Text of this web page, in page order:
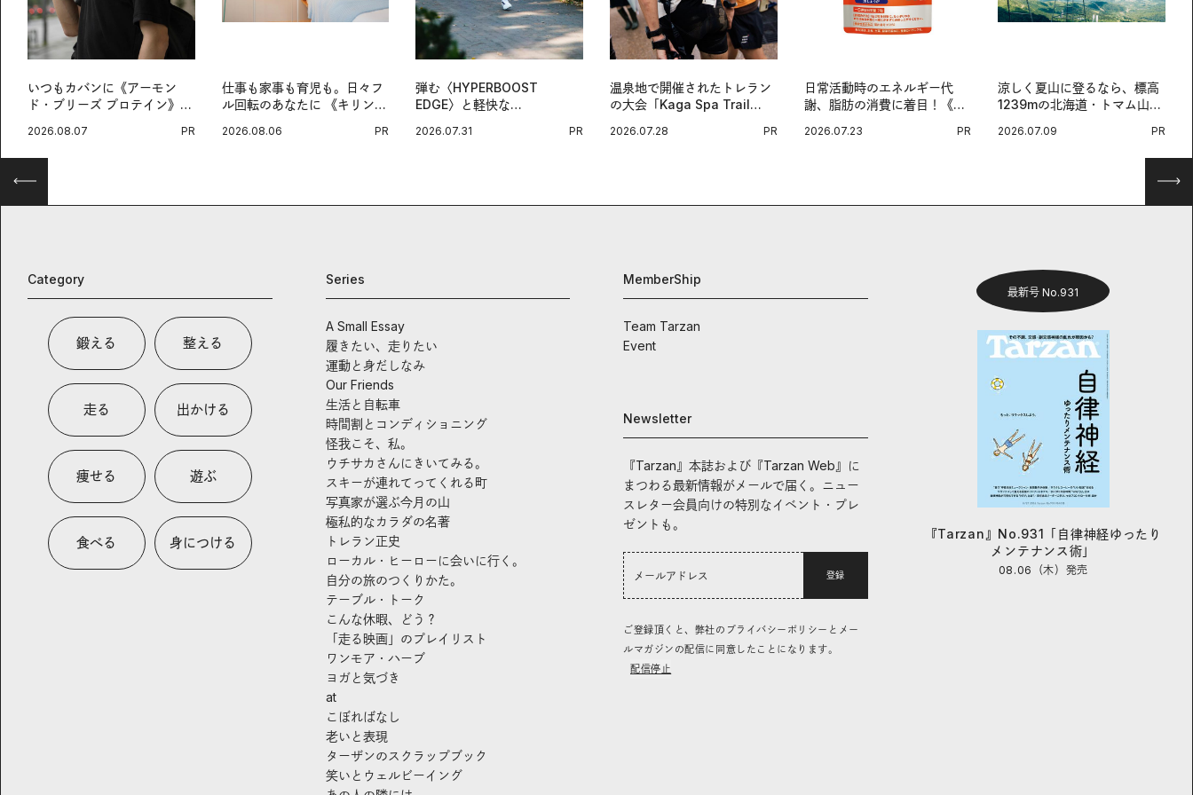
いつもカバンに《アーモン
ド・ブリーズ プロテイン》
ィショニング習慣。
2026.08.07 PR
仕事も家事も育児も。日々フ
ル回転のあなたに 《キリン
慣。
2026.08.06 PR
弾む〈HYPERBOOST
EDGE〉と軽快な
に寄り添うアディダスが打ち
2026.07.31 PR
温泉地で開催されたトレラン
の大会「Kaga Spa Trail
UTMB」。本戦を夢見るラン
2026.07.28 PR
日常活動時のエネルギー代
謝、脂肪の消費に着目！《メ
体メンテ習慣。
2026.07.23 PR
涼しく夏山に登るなら、標高
1239mの北海道・トマム山で
2026.07.09 PR
Category
鍛える 整える
走る 出かける
痩せる 遊ぶ
食べる 身につける
Series
A Small Essay
履きたい、走りたい
運動と身だしなみ
Our Friends
生活と自転車
時間割とコンディショニング
怪我こそ、私。
ウチサカさんにきいてみる。
スキーが連れてってくれる町
写真家が選ぶ今月の山
極私的なカラダの名著
トレラン正史
ローカル・ヒーローに会いに行く。
自分の旅のつくりかた。
テーブル・トーク
こんな休暇、どう？
「走る映画」のプレイリスト
ワンモア・ハーブ
ヨガと気づき
at
こぼればなし
老いと表現
ターザンのスクラップブック
笑いとウェルビーイング
MemberShip
Team Tarzan
Event
Newsletter
『Tarzan』本誌および『Tarzan Web』に
まつわる最新情報がメールで届く。ニュー
スレター会員向けの特別なイベント・プレ
ゼントも。
登録
ご登録頂くと、弊社のプライバシーポリシーとメー
ルマガジンの配信に同意したことになります。
配信停止
最新号 No.931
『Tarzan』No.931「自律神経ゆったり
メンテナンス術」
08.06（木） 発売